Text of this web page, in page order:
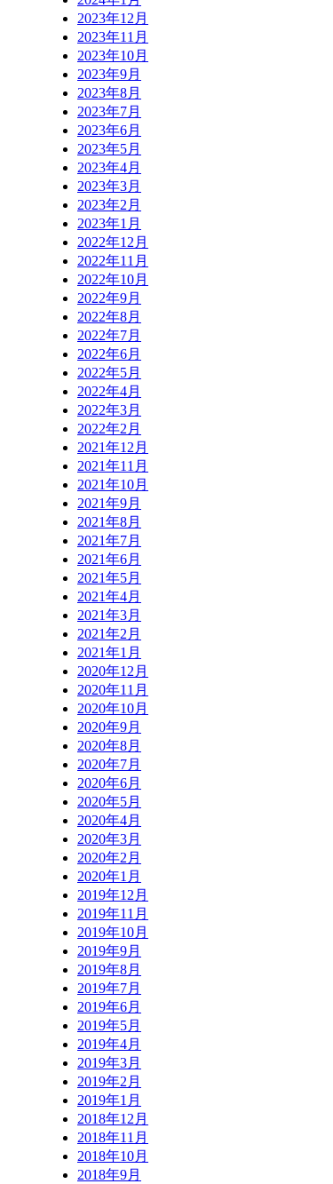
2023年12月
2023年11月
2023年10月
2023年9月
2023年8月
2023年7月
2023年6月
2023年5月
2023年4月
2023年3月
2023年2月
2023年1月
2022年12月
2022年11月
2022年10月
2022年9月
2022年8月
2022年7月
2022年6月
2022年5月
2022年4月
2022年3月
2022年2月
2021年12月
2021年11月
2021年10月
2021年9月
2021年8月
2021年7月
2021年6月
2021年5月
2021年4月
2021年3月
2021年2月
2021年1月
2020年12月
2020年11月
2020年10月
2020年9月
2020年8月
2020年7月
2020年6月
2020年5月
2020年4月
2020年3月
2020年2月
2020年1月
2019年12月
2019年11月
2019年10月
2019年9月
2019年8月
2019年7月
2019年6月
2019年5月
2019年4月
2019年3月
2019年2月
2019年1月
2018年12月
2018年11月
2018年10月
2018年9月